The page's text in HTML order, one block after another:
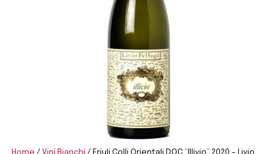
Home / Vini Bianchi / Friuli Colli Orientali DOC “Illivio” 2020 – Livio